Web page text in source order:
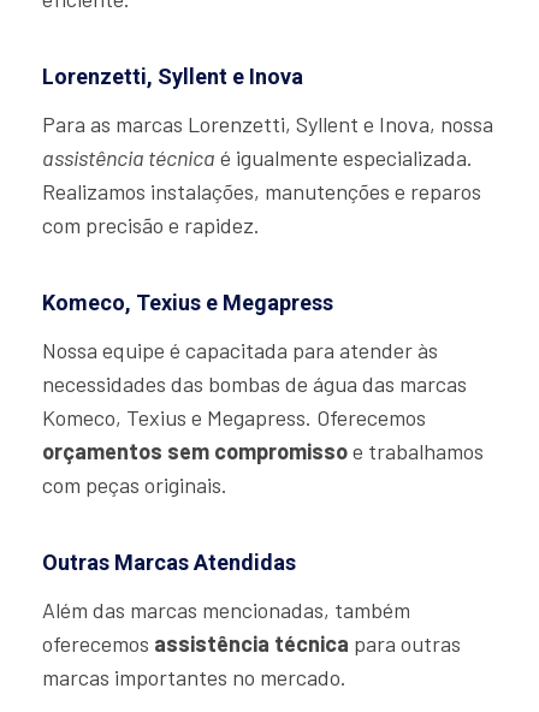
Lorenzetti, Syllent e Inova
Para as marcas Lorenzetti, Syllent e Inova, nossa
assistência técnica é igualmente especializada.
Realizamos instalações, manutenções e reparos
com precisão e rapidez.
Komeco, Texius e Megapress
Nossa equipe é capacitada para atender às
necessidades das bombas de água das marcas
Komeco, Texius e Megapress. Oferecemos
orçamentos sem compromissoe trabalhamos
com peças originais.
Outras Marcas Atendidas
Além das marcas mencionadas, também
oferecemos assistência técnica para outras
marcas importantes no mercado.